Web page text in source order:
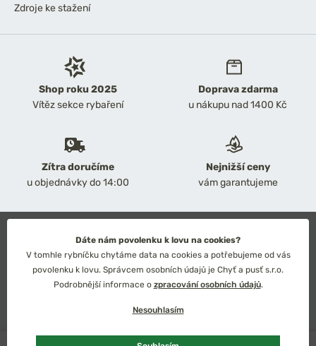
Shop roku 2025
Vítěz sekce rybaření
Doprava zdarma
u nákupu nad 1400 Kč
Zítra doručíme
u objednávky do 14:00
Nejnižší ceny
vám garantujeme
Zdroje ke stažení
Obchodní podmínky
Ochrana osobních údajů
Technické řešení: Simplia s.r.o.
Strategický design: Petr Široký
Dáte nám povolenku k lovu na cookies?
V tomhle rybníčku chytáme data na cookies a potřebujeme od vás
povolenku k lovu. Správcem osobních údajů je Chyť a pusť s.r.o.
Podrobnější informace o zpracování osobních údajů.
Nesouhlasím